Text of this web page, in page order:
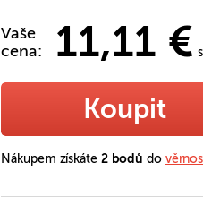
Vaše
cena:
11,11 €
Koupit
Nákupem získáte 2 bodů do